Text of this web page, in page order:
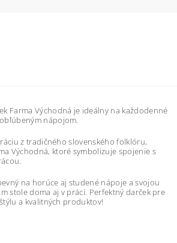
Farma Východná je ideálny na každodenné
nápojom.
z tradičného slovenského folklóru,
Východná, ktoré symbolizuje spojenie s
na horúce aj studené nápoje a svojou
stole doma aj v práci. Perfektný darček pre
a kvalitných produktov!